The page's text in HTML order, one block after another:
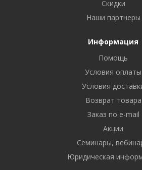
Скидки
Наши партнеры
Информация
Помощь
Условия оплаты
Условия
Возврат товара
Заказ по e-mail
Акции
Семинары,
Юридическая